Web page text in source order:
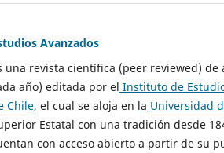
Avanzados
una revista científica (peer reviewed)
año) editada por el Instituto de
Chile, el cual se aloja en la Universidad
Estatal con una tradición desde
con acceso abierto a partir de su